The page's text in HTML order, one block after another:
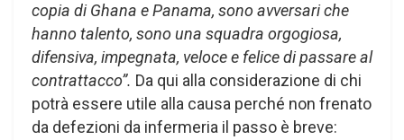
copia di Ghana e Panama, sono avversari che
hanno talento, sono una squadra orgogiosa,
difensiva, impegnata, veloce e felice di passare al
contrattacco”. Da qui alla considerazione di chi
potrà essere utile alla causa perché non frenato
da defezioni da infermeria il passo è breve: